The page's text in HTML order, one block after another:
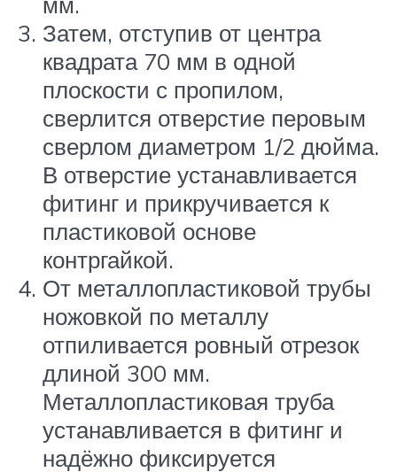
Затем, отступив от центра
квадрата 70 мм в одной
плоскости с пропилом,
сверлится отверстие перовым
сверлом диаметром 1/2 дюйма.
В отверстие устанавливается
фитинг и прикручивается к
пластиковой основе
контргайкой.
От металлопластиковой трубы
ножовкой по металлу
отпиливается ровный отрезок
длиной 300 мм.
Металлопластиковая труба
устанавливается в фитинг и
надёжно фиксируется